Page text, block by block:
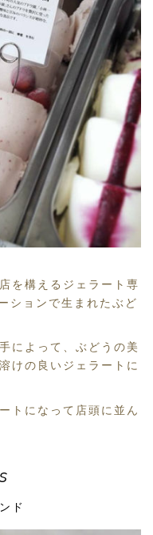
を構えるジェラート専
ションで生まれたぶど
によって、ぶどうの美
けの良いジェラートに
トになって店頭に並ん
ド